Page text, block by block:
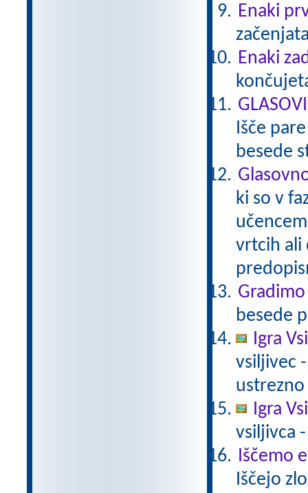
Enaki
Enaki
Išče
besede
ki so v
vrtcih ali
besede
Igra
vsiljivec
Igra
vsiljivca
Iščemo
Iščejo